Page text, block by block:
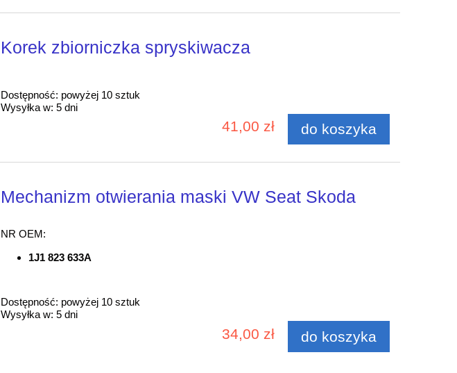
Korek zbiorniczka spryskiwacza
Dostępność: powyżej 10 sztuk
Wysyłka w: 5 dni
41,00 zł do koszyka
Mechanizm otwierania maski VW Seat Skoda
NR OEM:
1J1 823 633A
Dostępność: powyżej 10 sztuk
Wysyłka w: 5 dni
34,00 zł do koszyka